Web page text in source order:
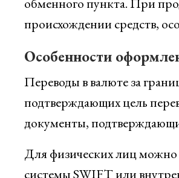
обменного пункта. При
происхождении средств,
Особенности
Переводы в валюте за
подтверждающих цель
документы,
Для физических лиц можно
системы SWIFT или